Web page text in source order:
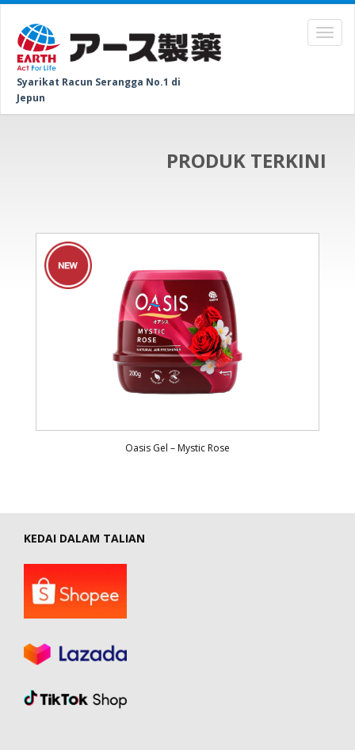
Syarikat Racun Serangga No.1 di
Jepun
PRODUK TERKINI
Oasis Gel – Mystic Rose
KEDAI DALAM TALIAN